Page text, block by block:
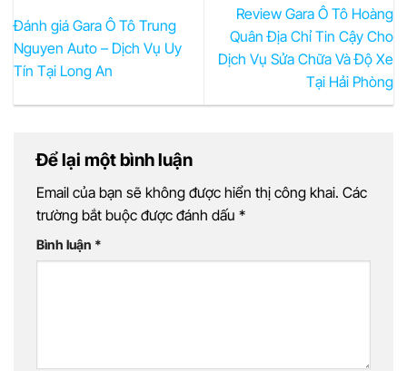
Đánh giá Gara Ô Tô Trung
Nguyen Auto – Dịch Vụ Uy
Tín Tại Long An
Review Gara Ô Tô Hoàng
Quân Địa Chỉ Tin Cậy Cho
Dịch Vụ Sửa Chữa Và Độ Xe
Tại Hải Phòng
Để lại một bình luận
Email của bạn sẽ không được hiển thị công khai. Các
trường bắt buộc được đánh dấu *
Bình luận *